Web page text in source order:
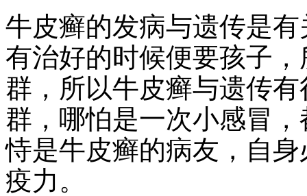
牛皮癣的发病与遗传是
有治好的时候便要孩子
群，所以牛皮癣与遗传
群，哪怕是一次小感冒
恃是牛皮癣的病友，自
疫力。